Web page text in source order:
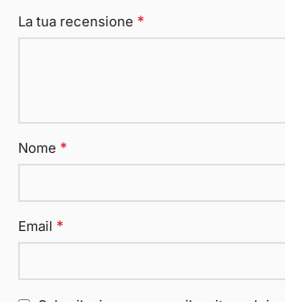
La tua recensione *
Nome *
Email *